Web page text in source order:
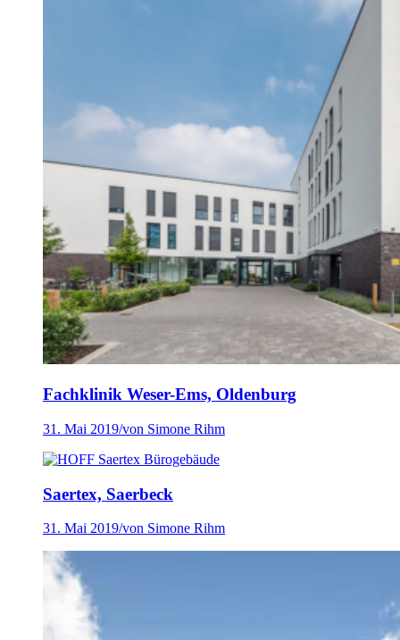
Fachklinik Weser-Ems, Oldenburg
31. Mai 2019/von Simone Rihm
Saertex, Saerbeck
31. Mai 2019/von Simone Rihm